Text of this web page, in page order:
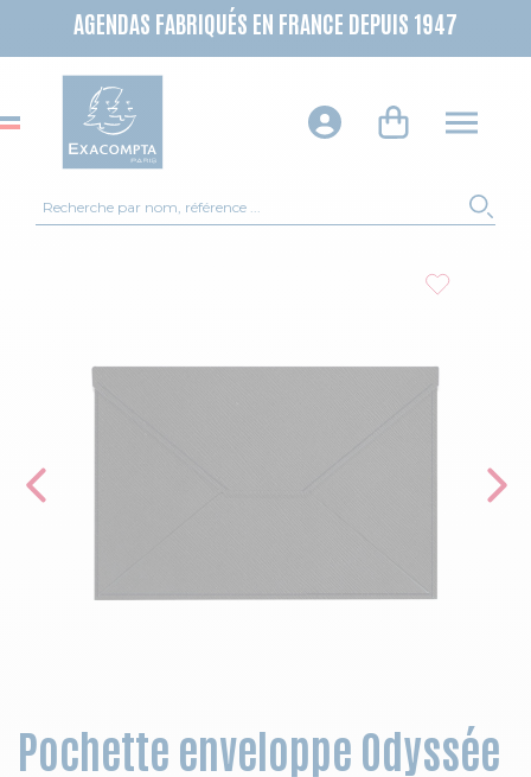
AGENDAS FABRIQUÉS EN FRANCE DEPUIS 1947
Pochette enveloppe Odyssée